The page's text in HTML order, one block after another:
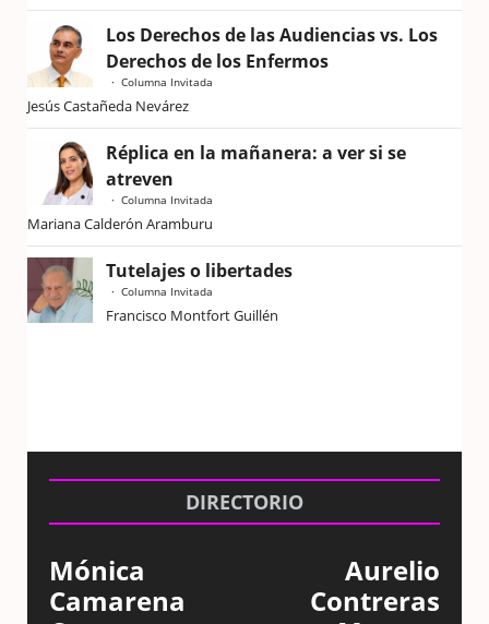
Los Derechos de las Audiencias vs. Los
Derechos de los Enfermos
Columna Invitada
Jesús Castañeda Nevárez
Réplica en la mañanera: a ver si se
atreven
Columna Invitada
Mariana Calderón Aramburu
Tutelajes o libertades
Columna Invitada
Francisco Montfort Guillén
DIRECTORIO
Mónica
Camarena
Aurelio
Contreras